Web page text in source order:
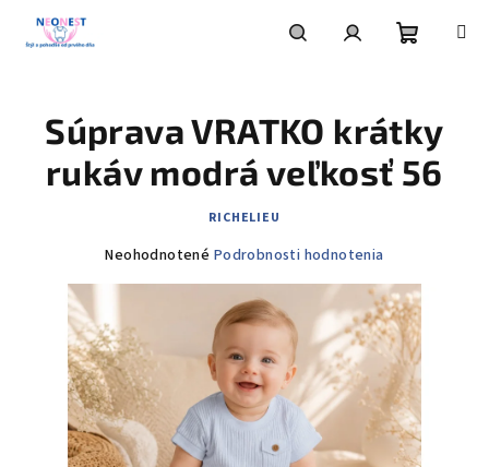
obsah
košík
Súprava VRATKO krátky
rukáv modrá veľkosť 56
RICHELIEU
Priemerné
je
0,0
z
5
hviezdičiek.
Neohodnotené Podrobnosti hodnotenia